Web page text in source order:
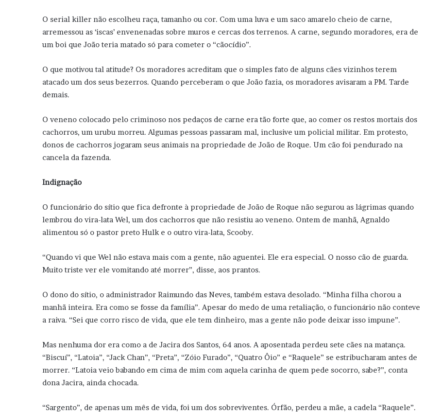
O serial killer não escolheu raça, tamanho ou cor. Com uma luva e um saco amarelo cheio de carne,
arremessou as ‘iscas’ envenenadas sobre muros e cercas dos terrenos. A carne, segundo moradores, era de
um boi que João teria matado só para cometer o “cãocídio”.
O que motivou tal atitude? Os moradores acreditam que o simples fato de alguns cães vizinhos terem
atacado um dos seus bezerros. Quando perceberam o que João fazia, os moradores avisaram a PM. Tarde
demais.
O veneno colocado pelo criminoso nos pedaços de carne era tão forte que, ao comer os restos mortais dos
cachorros, um urubu morreu. Algumas pessoas passaram mal, inclusive um policial militar. Em protesto,
donos de cachorros jogaram seus animais na propriedade de João de Roque. Um cão foi pendurado na
cancela da fazenda.
Indignação
O funcionário do sítio que fica defronte à propriedade de João de Roque não segurou as lágrimas quando
lembrou do vira-lata Wel, um dos cachorros que não resistiu ao veneno. Ontem de manhã, Agnaldo
alimentou só o pastor preto Hulk e o outro vira-lata, Scooby.
“Quando vi que Wel não estava mais com a gente, não aguentei. Ele era especial. O nosso cão de guarda.
Muito triste ver ele vomitando até morrer”, disse, aos prantos.
O dono do sítio, o administrador Raimundo das Neves, também estava desolado. “Minha filha chorou a
manhã inteira. Era como se fosse da família”. Apesar do medo de uma retaliação, o funcionário não conteve
a raiva. “Sei que corro risco de vida, que ele tem dinheiro, mas a gente não pode deixar isso impune”.
Mas nenhuma dor era como a de Jacira dos Santos, 64 anos. A aposentada perdeu sete cães na matança.
“Biscuí”, “Latoia”, “Jack Chan”, “Preta”, “Zóio Furado”, “Quatro Ôio” e “Raquele” se estribucharam antes de
morrer. “Latoia veio babando em cima de mim com aquela carinha de quem pede socorro, sabe?”, conta
dona Jacira, ainda chocada.
“Sargento”, de apenas um mês de vida, foi um dos sobreviventes. Órfão, perdeu a mãe, a cadela “Raquele”.